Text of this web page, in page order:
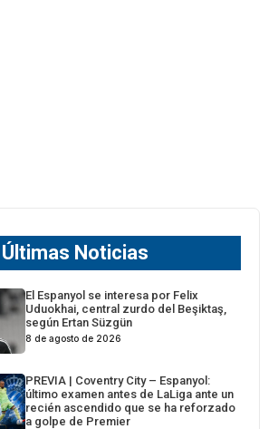
Últimas Noticias
El Espanyol se interesa por Felix
Uduokhai, central zurdo del Beşiktaş,
según Ertan Süzgün
8 de agosto de 2026
PREVIA | Coventry City – Espanyol:
último examen antes de LaLiga ante un
recién ascendido que se ha reforzado
a golpe de Premier